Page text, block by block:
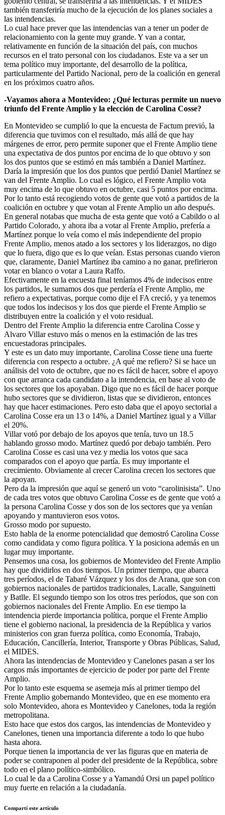
también transferiría mucho de la ejecución de los planes sociales a
las intendencias.
Lo cual hace prever que las intendencias van a tener un poder de
relacionamiento con la gente muy grande. Y van a contar,
relativamente en función de la situación del país, con muchos
recursos en el trato personal con los ciudadanos. Este va a ser un
tema político muy importante, del desarrollo de la política,
particularmente del Partido Nacional, pero de la coalición en general
en los próximos cuatro años.
-Vayamos ahora a Montevideo: ¿Qué lecturas permite un nuevo
triunfo del Frente Amplio y la elección de Carolina Cosse?
En Montevideo se cumplió lo que la encuesta de Factum previó, la
diferencia que tuvimos con el resultado, más allá de que hay
márgenes de error, pero permite suponer que el Frente Amplio tiene
una expectativa de dos puntos por encima de lo que obtuvo y son
los dos puntos que se estimó en más también a Daniel Martínez.
Daría la impresión que los dos puntos que perdió Daniel Martínez se
van del Frente Amplio. Lo cual es lógico, el Frente Amplio vota
muy encima de lo que obtuvo en octubre, casi 5 puntos por encima.
Por lo tanto está recogiendo votos de gente que votó a partidos de la
coalición en octubre y que votan al Frente Amplio un año después.
En general notabas que mucha de esta gente que votó a Cabildo o al
Partido Colorado, y ahora iba a votar al Frente Amplio, prefería a
Martínez porque lo veía como el más independiente del propio
Frente Amplio, menos atado a los sectores y los liderazgos, no digo
que lo fuera, digo que es lo que veían. Estas personas cuando vieron
que, claramente, Daniel Martínez iba camino a no ganar, prefirieron
votar en blanco o votar a Laura Raffo.
Efectivamente en la encuesta final teníamos 4% de indecisos entre
los partidos, le sumamos dos que perdería el Frente Amplio, me
refiero a expectativas, porque como dije el FA creció, y ya tenemos
que todos los indecisos y los dos que pierde el Frente Amplio se
distribuyen entre la coalición y el voto residual.
Dentro del Frente Amplio la diferencia entre Carolina Cosse y
Alvaro Villar estuvo más o menos en la estimación de las tres
encuestadoras principales.
Y este es un dato muy importante, Carolina Cosse tiene una fuerte
diferencia con respecto a octubre. ¿A qué me refiero? Si se hace un
análisis del voto de octubre, que no es fácil de hacer, sobre el apoyo
con que arranca cada candidato a la intendencia, en base al voto de
los sectores que los apoyaban. Digo que no es fácil de hacer porque
hubo sectores que se dividieron, listas que se dividieron, entonces
hay que hacer estimaciones. Pero esto daba que el apoyo sectorial a
Carolina Cosse era un 13 o 14%, a Daniel Martínez igual y a Villar
el 20%.
Villar votó por debajo de los apoyos que tenía, tuvo un 18.5
hablando grosso modo. Martínez quedó por debajo también. Pero
Carolina Cosse es casi una vez y media los votos que saca
comparados con el apoyo que partía. Es muy importante el
crecimiento. Obviamente al crecer Carolina crecen los sectores que
la apoyan.
Pero da la impresión que aquí se generó un voto “carolinisista”. Uno
de cada tres votos que obtuvo Carolina Cosse es de gente que votó a
la persona Carolina Cosse y dos son de los sectores que ya venían
apoyando y mantuvieron esos votos.
Grosso modo por supuesto.
Esto habla de la enorme potencialidad que demostró Carolina Cosse
como candidata y como figura política. Y la posiciona además en un
lugar muy importante.
Pensemos una cosa, los gobiernos de Montevideo del Frente Amplio
hay que dividirlos en dos tiempos. Un primer tiempo, que abarca
tres períodos, el de Tabaré Vázquez y los dos de Arana, que son con
gobiernos nacionales de partidos tradicionales, Lacalle, Sanguinetti
y Batlle. El segundo tiempo son los otros tres períodos, que son con
gobiernos nacionales del Frente Amplio. En ese tiempo la
intendencia pierde importancia política, porque el Frente Amplio
tiene el gobierno nacional, la presidencia de la República y varios
ministerios con gran fuerza política, como Economía, Trabajo,
Educación, Cancillería, Interior, Transporte y Obras Públicas, Salud,
el MIDES.
Ahora las intendencias de Montevideo y Canelones pasan a ser los
cargos más importantes de ejercicio de poder por parte del Frente
Amplio.
Por lo tanto este esquema se asemeja más al primer tiempo del
Frente Amplio gobernando Montevideo, que en ese momento era
solo Montevideo, ahora es Montevideo y Canelones, toda la región
metropolitana.
Esto hace que estos dos cargos, las intendencias de Montevideo y
Canelones, tienen una importancia diferente a todo lo que hubo
hasta ahora.
Porque tienen la importancia de ver las figuras que en materia de
poder se contraponen al poder del presidente de la República, sobre
todo en el plano político-simbólico.
Lo cual le da a Carolina Cosse y a Yamandú Orsi un papel político
muy fuerte en relación a la ciudadanía.
Compartí este artículo